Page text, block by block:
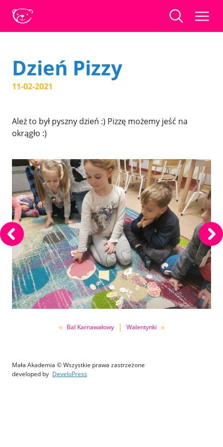
Dzień Pizzy
11-02-2021
Ależ to był pyszny dzień :) Pizzę możemy jeść na
okrągło :)
« Bal Karnawałowy | Walentynki »
Mała Akademia © Wszystkie prawa zastrzeżone
developed by DeveloPress